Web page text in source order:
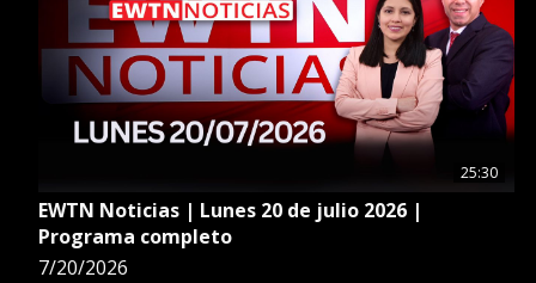
25:30
EWTN Noticias | Lunes 20 de julio 2026 |
Programa completo
7/20/2026